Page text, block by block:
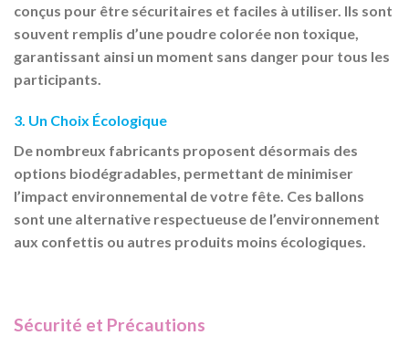
conçus pour être sécuritaires et faciles à utiliser. Ils sont
souvent remplis d’une poudre colorée non toxique,
garantissant ainsi un moment sans danger pour tous les
participants.
3. Un Choix Écologique
De nombreux fabricants proposent désormais des
options biodégradables, permettant de minimiser
l’impact environnemental de votre fête. Ces ballons
sont une alternative respectueuse de l’environnement
aux confettis ou autres produits moins écologiques.
Sécurité et Précautions